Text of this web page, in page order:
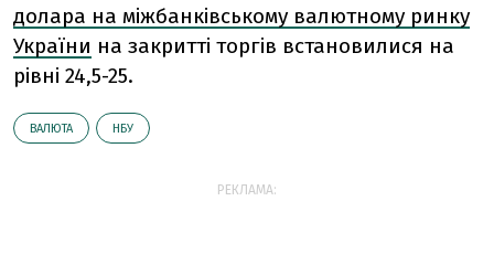
долара на міжбанківському валютному ринку
України на закритті торгів встановилися на
рівні 24,5-25.
ВАЛЮТА НБУ
РЕКЛАМА: